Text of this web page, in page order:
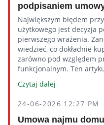
podpisaniem
Największym błędem
użytkowego jest decyzja
pierwszego wrażenia.
wiedzieć, co dokładnie
zarówno pod względem
funkcjonalnym. Ten
Czytaj dalej
24-06-2026 12:27 PM
Umowa najmu